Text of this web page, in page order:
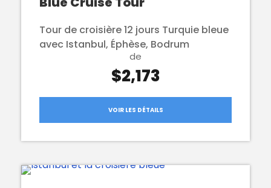
Tour de croisière 12 jours Turquie bleue
avec Istanbul, Éphèse, Bodrum
de
$2,173
VOIR LES DÉTAILS